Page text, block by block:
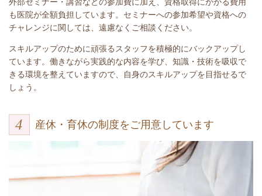
も医院が全額負担しています。セミナーへの参加希望や資格への
チャレンジに関しては、遠慮なくご相談ください。
スキルアップのために頑張るスタッフを積極的にバックアップし
ています。働きながら実践的な内容を学び、知識・技術を吸収で
きる環境を整えていますので、自身のスキルアップを目指せるで
しょう。
産休・育休の制度をご用意しています